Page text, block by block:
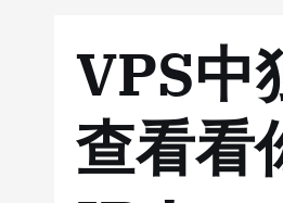
VPS中
查看看